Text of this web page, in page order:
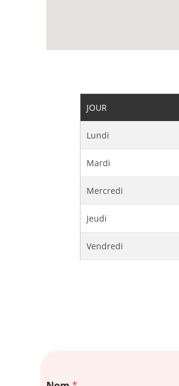
JOUR
Lundi
Mardi
Mercredi
Jeudi
Vendredi